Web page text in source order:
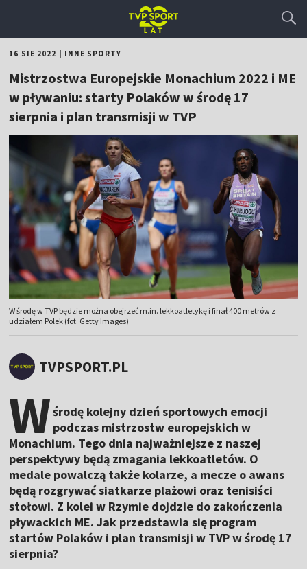
16 SIE 2022 INNE SPORTY
Mistrzostwa Europejskie Monachium 2022 i ME
w pływaniu: starty Polaków w środę 17
sierpnia i plan transmisji w TVP
W środę w TVP będzie można obejrzeć m.in. lekkoatletykę i finał 400 metrów z
udziałem Polek (fot. Getty Images)
TVPSPORT.PL
Wśrodę kolejny dzień sportowych emocji
podczas mistrzostw europejskich w
Monachium. Tego dnia najważniejsze z naszej
perspektywy będą zmagania lekkoatletów. O
medale powalczą także kolarze, a mecze o awans
będą rozgrywać siatkarze plażowi oraz tenisiści
stołowi. Z kolei w Rzymie dojdzie do zakończenia
pływackich ME. Jak przedstawia się program
startów Polaków i plan transmisji w TVP w środę 17
sierpnia?